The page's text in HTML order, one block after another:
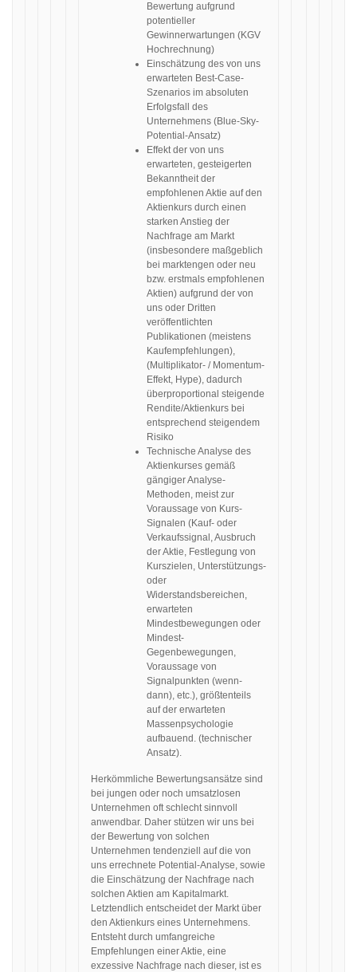
Bewertung aufgrund
potentieller
Gewinnerwartungen (KGV
Hochrechnung)
Einschätzung des von uns
erwarteten Best-Case-
Szenarios im absoluten
Erfolgsfall des
Unternehmens (Blue-Sky-
Potential-Ansatz)
Effekt der von uns
erwarteten, gesteigerten
Bekanntheit der
empfohlenen Aktie auf den
Aktienkurs durch einen
starken Anstieg der
Nachfrage am Markt
(insbesondere maßgeblich
bei marktengen oder neu
bzw. erstmals empfohlenen
Aktien) aufgrund der von
uns oder Dritten
veröffentlichten
Publikationen (meistens
Kaufempfehlungen),
(Multiplikator- / Momentum-
Effekt, Hype), dadurch
überproportional steigende
Rendite/Aktienkurs bei
entsprechend steigendem
Risiko
Technische Analyse des
Aktienkurses gemäß
gängiger Analyse-
Methoden, meist zur
Voraussage von Kurs-
Signalen (Kauf- oder
Verkaufssignal, Ausbruch
der Aktie, Festlegung von
Kurszielen, Unterstützungs-
oder
Widerstandsbereichen,
erwarteten
Mindestbewegungen oder
Mindest-
Gegenbewegungen,
Voraussage von
Signalpunkten (wenn-
dann), etc.), größtenteils
auf der erwarteten
Massenpsychologie
aufbauend. (technischer
Ansatz).
Herkömmliche Bewertungsansätze sind
bei jungen oder noch umsatzlosen
Unternehmen oft schlecht sinnvoll
anwendbar. Daher stützen wir uns bei
der Bewertung von solchen
Unternehmen tendenziell auf die von
uns errechnete Potential-Analyse, sowie
die Einschätzung der Nachfrage nach
solchen Aktien am Kapitalmarkt.
Letztendlich entscheidet der Markt über
den Aktienkurs eines Unternehmens.
Entsteht durch umfangreiche
Empfehlungen einer Aktie, eine
exzessive Nachfrage nach dieser, ist es